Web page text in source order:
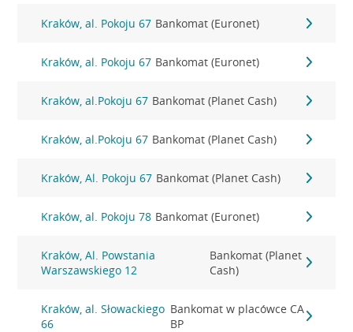
Kraków, al. Pokoju 67 Bankomat (Euronet)
Kraków, al. Pokoju 67 Bankomat (Euronet)
Kraków, al.Pokoju 67 Bankomat (Planet Cash)
Kraków, al.Pokoju 67 Bankomat (Planet Cash)
Kraków, Al. Pokoju 67 Bankomat (Planet Cash)
Kraków, al. Pokoju 78 Bankomat (Euronet)
Kraków, Al. Powstania
Warszawskiego 12
Bankomat (Planet
Cash)
Kraków, al. Słowackiego
66
Bankomat w placówce CA
BP